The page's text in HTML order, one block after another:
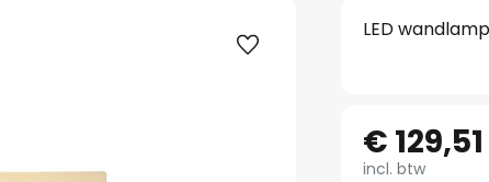
LED
€ 129,51
incl. btw